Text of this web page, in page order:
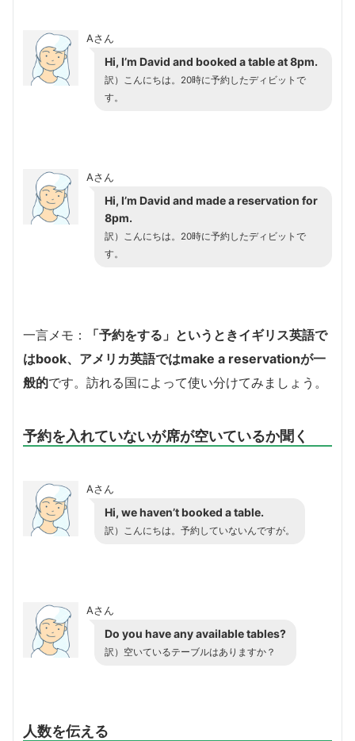
Aさん
Hi, I’m David and booked a table at 8pm.
訳）こんにちは。20時に予約したディビットで
す。
Aさん
Hi, I’m David and made a reservation for
8pm.
訳）こんにちは。20時に予約したディビットで
す。
一言メモ：
「予約をする」というときイギリス英語で
はbook、アメリカ英語ではmake a reservationが一
般的です。訪れる国によって使い分けてみましょう。
予約を入れていないが席が空いているか聞く
Aさん
Hi, we haven’t booked a table.
訳）こんにちは。予約していないんですが。
Aさん
Do you have any available tables?
訳）空いているテーブルはありますか？
人数を伝える